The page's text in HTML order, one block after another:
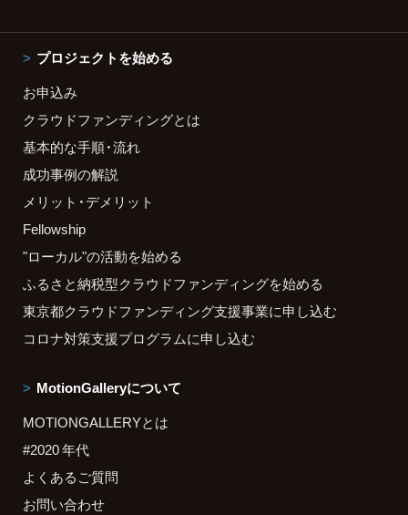
プロジェクトを始める
お申込み
クラウドファンディングとは
基本的な手順・流れ
成功事例の解説
メリット・デメリット
Fellowship
"ローカル"の活動を始める
ふるさと納税型クラウドファンディングを始める
東京都クラウドファンディング支援事業に申し込む
コロナ対策支援プログラムに申し込む
MotionGalleryについて
MOTIONGALLERYとは
#2020 年代
よくあるご質問
お問い合わせ